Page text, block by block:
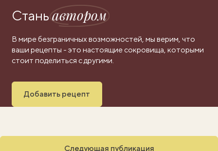
Станьавтором
В мире безграничных возможностей, мы верим, что
ваши рецепты - это настоящие сокровища, которыми
стоит поделиться с другими.
Добавить рецепт
Следующая публикация